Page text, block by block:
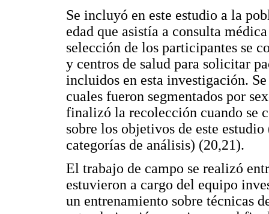
Se incluyó en este estudio a la
edad que asistía a consulta
selección de los participantes se
y centros de salud para solicitar
incluidos en esta investigación.
cuales fueron segmentados por
finalizó la recolección cuando se
sobre los objetivos de este
categorías de análisis) (20,21).
El trabajo de campo se realizó
estuvieron a cargo del equipo
un entrenamiento sobre técnicas